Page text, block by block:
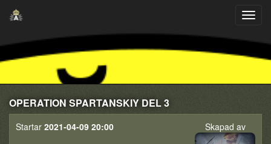
OPERATION SPARTANSKIY DEL 3
Skapad av
Startar 2021-04-09 20:00